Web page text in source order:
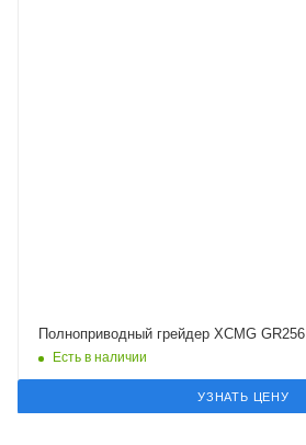
Полноприводный грейдер XCMG GR256
Есть в наличии
УЗНАТЬ ЦЕНУ